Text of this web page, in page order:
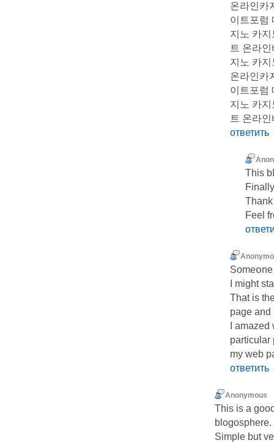
온라인카
이트포럼
지노 카
트 온라
지노 카
온라인카
이트포럼
지노 카
트 온라
ответить
This
Feel
I might
That is
page and
I
particular
my web
ответить
Anonymous
This is a
blogosphere.
Simple but